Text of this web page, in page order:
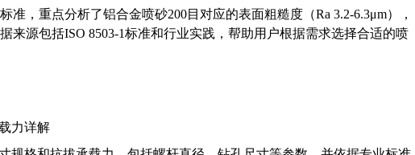
准，重点分析了铝合金喷砂200目对应的表面粗糙度（Ra 3.2-6.3μm），
来源包括ISO 8503-1标准和行业实践，帮助用户根据需求选择合适的喷
力详解